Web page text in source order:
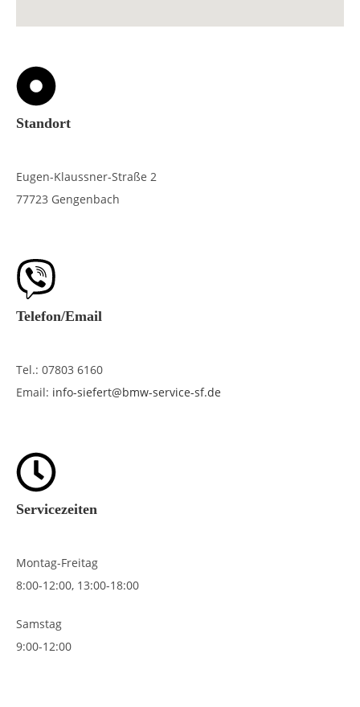
Standort
Eugen-Klaussner-Straße 2
77723 Gengenbach
Telefon/Email
Tel.: 07803 6160
Email: info-siefert@bmw-service-sf.de
Servicezeiten
Montag-Freitag
8:00-12:00, 13:00-18:00
Samstag
9:00-12:00